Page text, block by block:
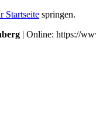
Startseite springen.
| Online: https://